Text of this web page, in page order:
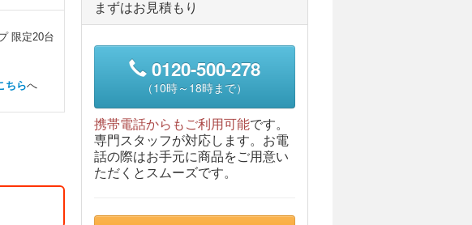
限定20台
ちらへ
まずはお見積もり
0120-500-278
（10時～18時まで）
携帯電話からもご利用可能です。
専門スタッフが対応します。お電
話の際はお手元に商品をご用意い
ただくとスムーズです。